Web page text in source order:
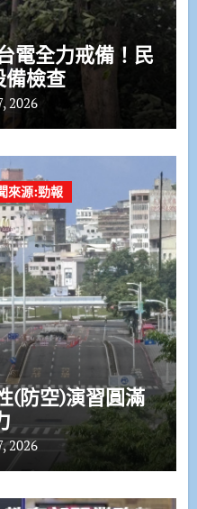
電全力戒備！民
備檢查
2026
來源:勁報
(防空)演習圓滿
2026